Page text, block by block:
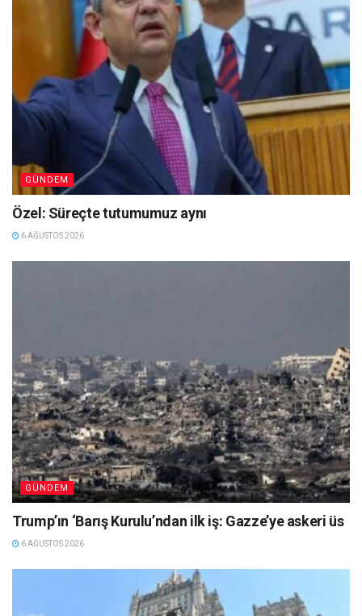
GÜNDEM
Özel: Süreçte tutumumuz aynı
6 AĞUSTOS 2026
GÜNDEM
Trump’ın ‘Barış Kurulu’ndan ilk iş: Gazze’ye askeri üs
6 AĞUSTOS 2026